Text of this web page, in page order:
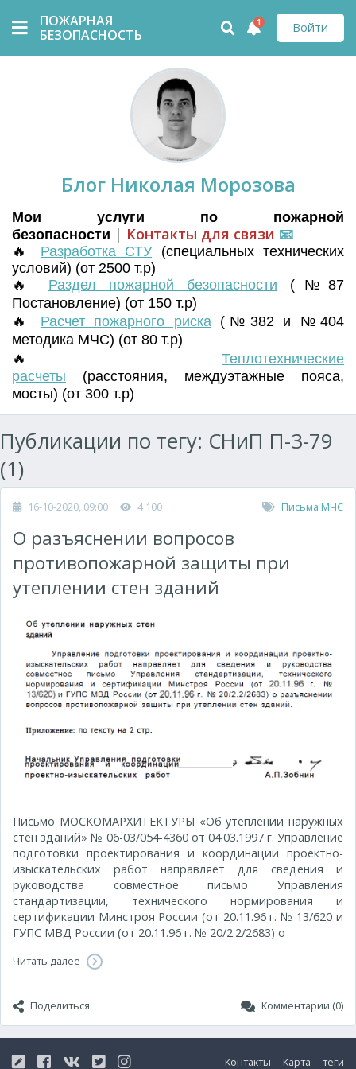
ПОЖАРНАЯ
БЕЗОПАСНОСТЬ
Войти
1
Блог Николая Морозова
Мои услуги по пожарной
безопасности | Контакты для связи 📧
🔥 Разработка СТУ (специальных технических
условий) (от 2500 т.р)
🔥 Раздел пожарной безопасности (№87
Постановление) (от 150 т.р)
🔥 Расчет пожарного риска(№382 и №404
методика МЧС) (от 80 т.р)
🔥 Теплотехнические
расчеты (расстояния, междуэтажные пояса,
мосты) (от 300 т.р)
Публикации по тегу: СНиП П-3-79
(1)
16-10-2020, 09:00 4 100 Письма МЧС
О разъяснении вопросов
противопожарной защиты при
утеплении стен зданий
Письмо МОСКОМАРХИТЕКТУРЫ «Об утеплении наружных
стен зданий» № 06-03/054-4360 от 04.03.1997 г. Управление
подготовки проектирования и координации проектно-
изыскательских работ направляет для сведения и
руководства совместное письмо Управления
стандартизации, технического нормирования и
сертификации Минстроя России (от 20.11.96 г. № 13/620 и
ГУПС МВД России (от 20.11.96 г. № 20/2.2/2683) о
Читать далее
Поделиться Комментарии (0)
Контакты Карта теги